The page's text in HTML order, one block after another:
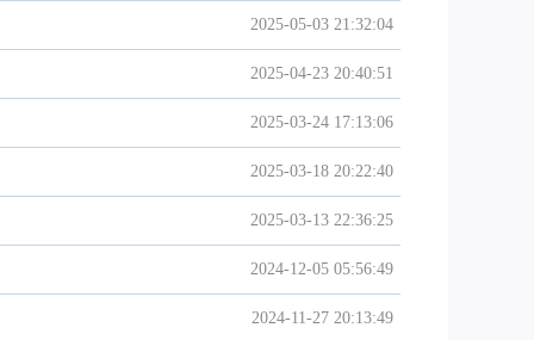
2025-05-03 21:32:04
2025-04-23 20:40:51
2025-03-24 17:13:06
2025-03-18 20:22:40
2025-03-13 22:36:25
2024-12-05 05:56:49
2024-11-27 20:13:49